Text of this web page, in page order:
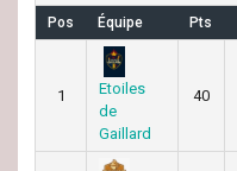
Pos Équipe Pts
1
Etoiles
de
Gaillard
40